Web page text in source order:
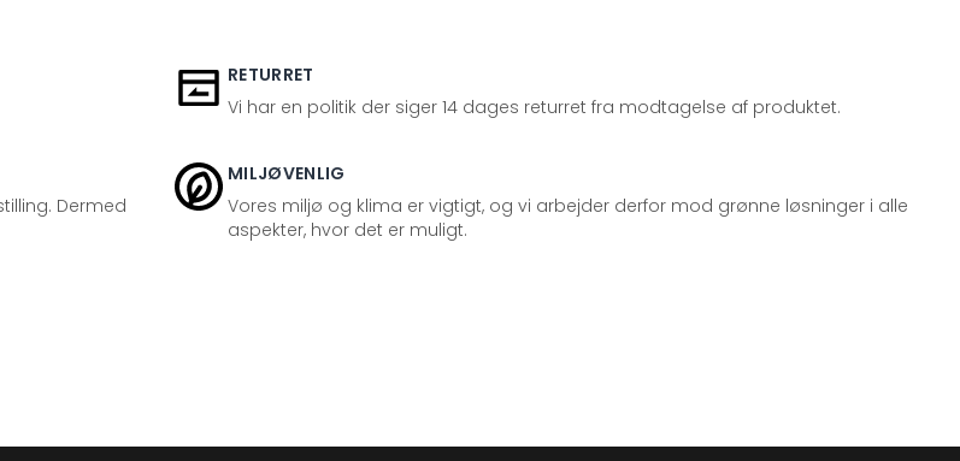
RETURRET
Vi har en politik der siger 14 dages returret fra modtagelse af produktet.
Dermed
MILJØVENLIG
Vores miljø og klima er vigtigt, og vi arbejder derfor mod grønne løsninger i alle
aspekter, hvor det er muligt.